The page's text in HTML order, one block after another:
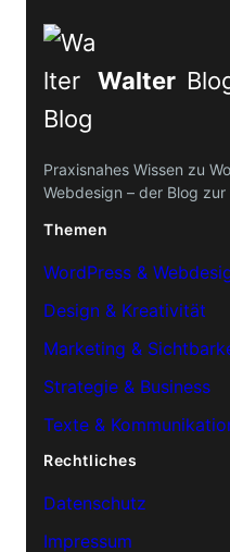
Walter
Praxisnahes Wissen zu
Webdesign – der Blog
Themen
WordPress &
Design & Kreativität
Marketing &
Strategie & Business
Texte &
Rechtliches
Datenschutz
Impressum